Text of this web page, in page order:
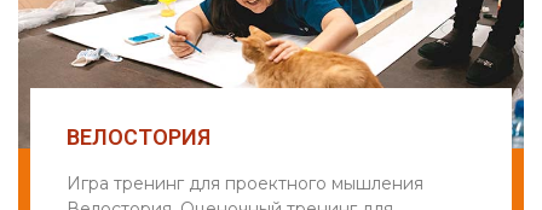
ВЕЛОСТОРИЯ
Игра тренинг для проектного мышления